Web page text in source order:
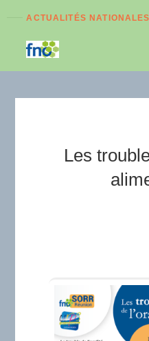
ACTUALITÉS NATIONALES
Les